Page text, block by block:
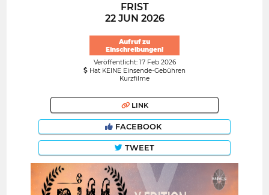
FRIST
22 JUN 2026
Aufruf zu
Einschreibungen!
Veröffentlicht: 17 Feb 2026
Hat KEINE Einsende-Gebühren
Kurzfilme
LINK
FACEBOOK
TWEET